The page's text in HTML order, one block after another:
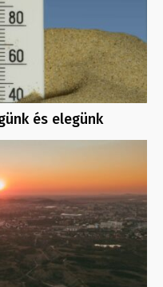
és elegünk